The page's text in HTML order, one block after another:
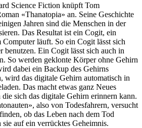
Science Fiction knüpft Tom
«Thanatopia» an. Seine Geschichte
Jahren sind die Menschen in der
Das Resultat ist ein Cogit, ein
Computer läuft. So ein Cogit lässt sich
benutzen. Ein Cogit lässt sich auch in
So werden geklonte Körper ohne Gehirn
dabei ein Backup des Gehirns
wird das digitale Gehirn automatisch in
Das macht etwas ganz Neues
sich das digitale Gehirn erinnern kann.
also von Todesfahrern, versucht
ob das Leben nach dem Tod
auf ein verrücktes Geheimnis.